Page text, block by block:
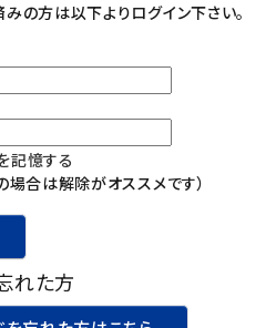
の方は以下よりログイン下さい。
記憶する
場合は解除がオススメです）
れた方